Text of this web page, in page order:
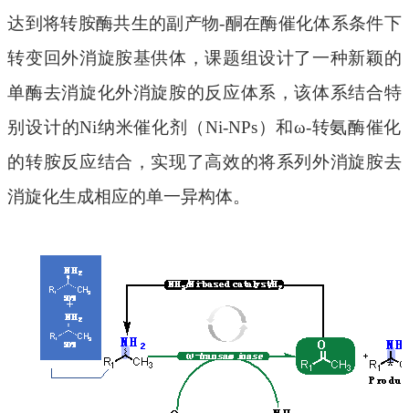
达到将转胺酶共生的副产物-酮在酶催化体系条件下
转变回外消旋胺基供体，课题组设计了一种新颖的
单酶去消旋化外消旋胺的反应体系，该体系结合特
别设计的Ni纳米催化剂（Ni-NPs）和ω-转氨酶催化
的转胺反应结合，实现了高效的将系列外消旋胺去
消旋化生成相应的单一异构体。